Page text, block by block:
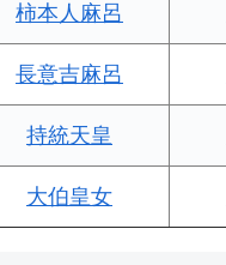
柿本人麻呂
長意吉麻呂
持統天皇
大伯皇女